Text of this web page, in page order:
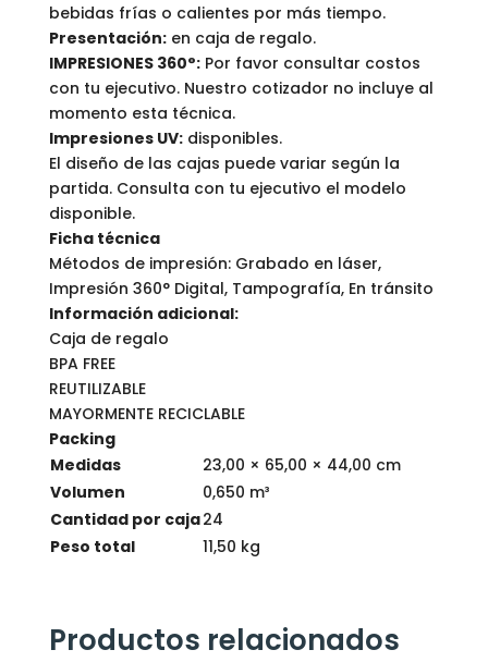
bebidas frías o calientes por más tiempo.
Presentación:en caja de regalo.
IMPRESIONES 360°:Por favor consultar costos
con tu ejecutivo. Nuestro cotizador no incluye al
momento esta técnica.
Impresiones UV:disponibles.
El diseño de las cajas puede variar según la
partida. Consulta con tu ejecutivo el modelo
disponible.
Ficha técnica
Métodos de impresión: Grabado en láser,
Impresión 360° Digital, Tampografía, En tránsito
Información adicional:
Caja de regalo
BPA FREE
REUTILIZABLE
MAYORMENTE RECICLABLE
Packing
Medidas
23,00 × 65,00 × 44,00 cm
Volumen
0,650 m³
Cantidad por caja24
Peso total
11,50 kg
Productos relacionados